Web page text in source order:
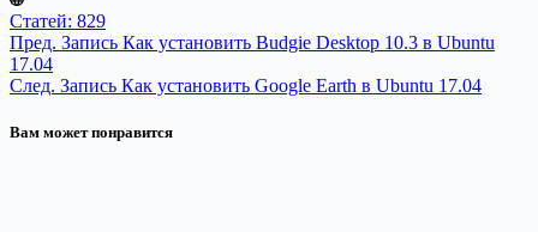
Статей: 829
Пред. Запись Как установить Budgie Desktop 10.3 в Ubuntu
17.04
След. Запись Как установить Google Earth в Ubuntu 17.04
Вам может понравится